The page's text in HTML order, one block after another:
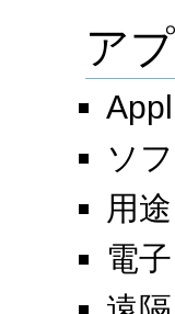
ア
ソ
用
電